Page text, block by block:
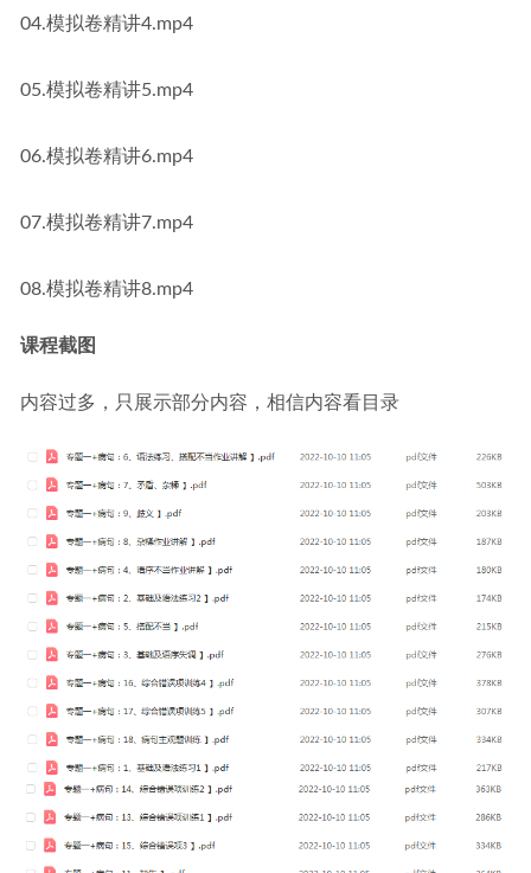
04.模拟卷精讲4.mp4
05.模拟卷精讲5.mp4
06.模拟卷精讲6.mp4
07.模拟卷精讲7.mp4
08.模拟卷精讲8.mp4
课程截图
内容过多，只展示部分内容，相信内容看目录